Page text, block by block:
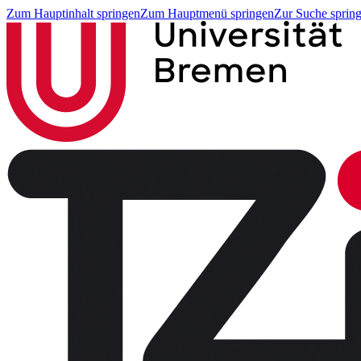
Zum Hauptinhalt springenZum Hauptmenü springenZur Suche